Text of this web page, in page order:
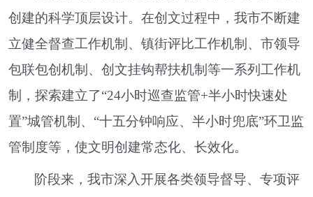
创建的科学顶层设计。在创文过程中，我市不断建
立健全督查工作机制、镇街评比工作机制、市领导
包联包创机制、创文挂钩帮扶机制等一系列工作机
制，探索建立了“24小时巡查监管+半小时快速处
置”城管机制、“十五分钟响应、半小时兜底”环卫监
管制度等，使文明创建常态化、长效化。
阶段来，我市深入开展各类领导督导、专项评